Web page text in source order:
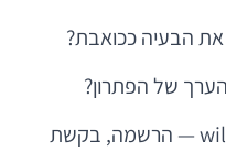
הבעיה ככואבת?
של הפתרון?
האם יש willingness to act — הרשמה, בקשת